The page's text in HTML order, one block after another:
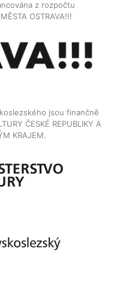
z rozpočtu
OSTRAVA!!!
jsou finančně
ČESKÉ REPUBLIKY A
KRAJEM.